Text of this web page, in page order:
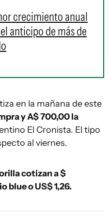
crecimiento anual
anticipo de más de
en la mañana de este
y A$ 700,00 la
El Cronista. El tipo
al viernes.
cotizan a $
blue o US$ 1,26.